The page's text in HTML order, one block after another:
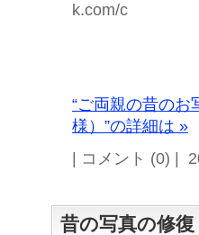
k.com/c
“ご両親の昔の
様）”の詳細は »
| コメント (0) |
昔の写真の修